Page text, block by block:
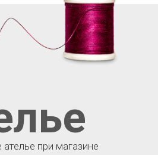
при магазине